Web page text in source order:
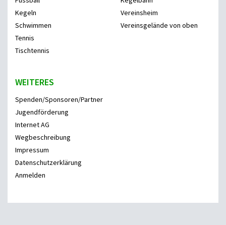
Kegeln
Schwimmen
Tennis
Tischtennis
Vereinsheim
Vereinsgelände von oben
WEITERES
Spenden/Sponsoren/Partner
Jugendförderung
Internet AG
Wegbeschreibung
Impressum
Datenschutzerklärung
Anmelden